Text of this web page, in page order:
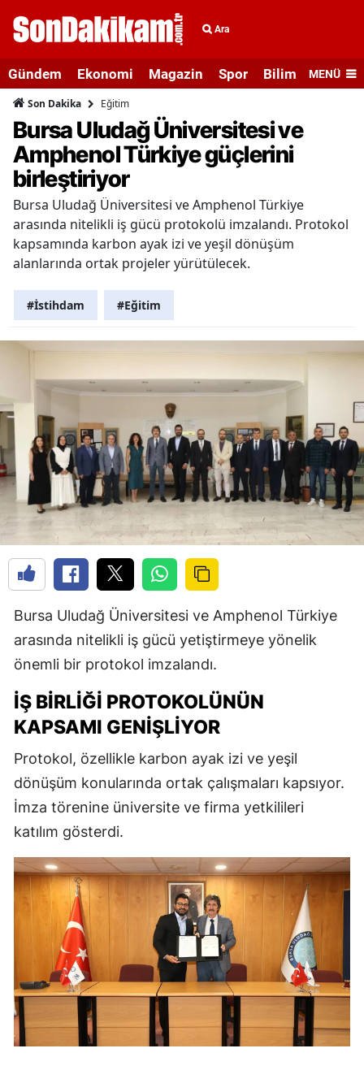
Ara
Gündem Ekonomi Magazin Spor Bilim veMENÜ
Son Dakika Eğitim
Bursa Uludağ Üniversitesi ve
Amphenol Türkiye güçlerini
birleştiriyor
Bursa Uludağ Üniversitesi ve Amphenol Türkiye
arasında nitelikli iş gücü protokolü imzalandı. Protokol
kapsamında karbon ayak izi ve yeşil dönüşüm
alanlarında ortak projeler yürütülecek.
#İstihdam #Eğitim
Bursa Uludağ Üniversitesi ve Amphenol Türkiye
arasında nitelikli iş gücü yetiştirmeye yönelik
önemli bir protokol imzalandı.
İŞ BIRLIĞI PROTOKOLÜNÜN
KAPSAMI GENIŞLIYOR
Protokol, özellikle karbon ayak izi ve yeşil
dönüşüm konularında ortak çalışmaları kapsıyor.
İmza törenine üniversite ve firma yetkilileri
katılım gösterdi.